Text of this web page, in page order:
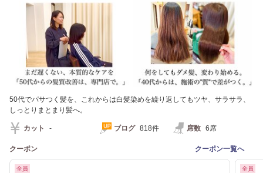
50代でパサつく髪を、これからは白髪染めを繰り返してもツヤ、サラサラ、
しっとりまとまり髪へ。
カット - ブログ 818件 席数 6席
クーポン クーポン一覧へ
全員 全員